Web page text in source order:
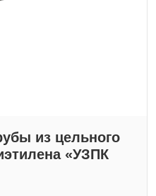
из цельного
«УЗПК